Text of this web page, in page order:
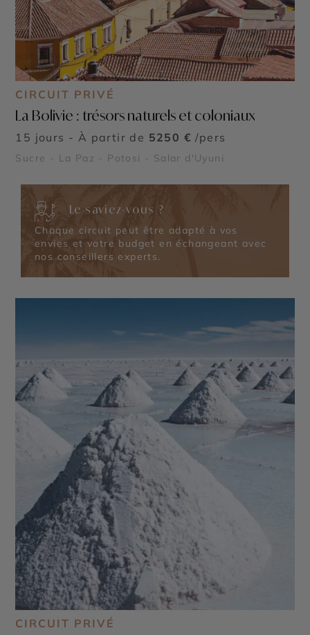
CIRCUIT PRIVÉ
La Bolivie : trésors naturels et coloniaux
15 jours - À partir de 5250 € /pers
Sucre - La Paz - Potosi - Salar d'Uyuni
Le saviez-vous ?
Chaque circuit peut être adapté à vos
envies et votre budget en échangeant avec
nos conseillers experts.
CIRCUIT PRIVÉ